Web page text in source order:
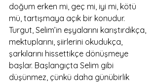
doğum erken mi, geç mi, iyi mi, kötü
mü, tartışmaya açık bir konudur.
Turgut, Selim’in eşyalarını karıştırdıkça,
mektuplarını, şiirlerini okudukça,
şarkılarını hissettikçe dönüşmeye
başlar. Başlangıçta Selim gibi
düşünmez, çünkü daha günübirlik